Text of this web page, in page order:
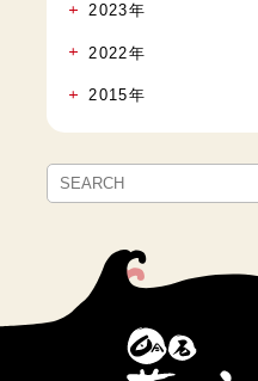
2023年
2022年
2015年